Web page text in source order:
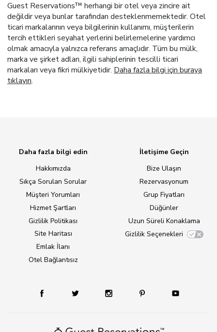
Guest Reservations™ herhangi bir otel veya zincire ait
değildir veya bunlar tarafından desteklenmemektedir. Otel
ticari markalarının veya bilgilerinin kullanımı, müşterilerin
tercih ettikleri seyahat yerlerini belirlemelerine yardımcı
olmak amacıyla yalnızca referans amaçlıdır. Tüm bu mülk,
marka ve şirket adları, ilgili sahiplerinin tescilli ticari
markaları veya fikri mülkiyetidir. Daha fazla bilgi için buraya
tıklayın.
Daha fazla bilgi edin
Hakkımızda
Sıkça Sorulan Sorular
Müşteri Yorumları
Hizmet Şartları
Gizlilik Politikası
Site Haritası
Emlak İlanı
Otel Bağlantısız
İletişime Geçin
Bize Ulaşın
Rezervasyonum
Grup Fiyatları
Düğünler
Uzun Süreli Konaklama
Gizlilik Seçenekleri